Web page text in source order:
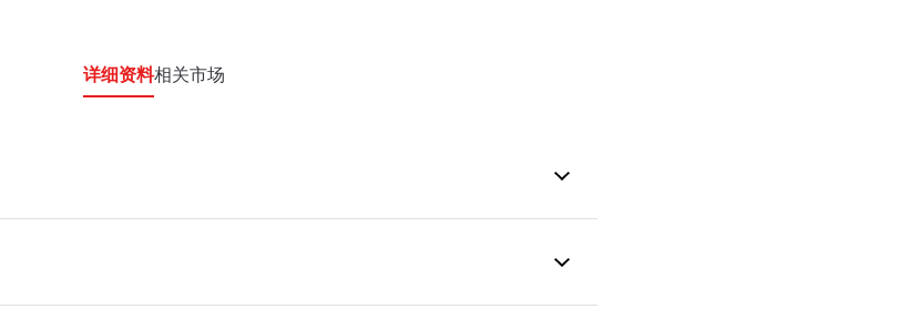
详细资料相关市场